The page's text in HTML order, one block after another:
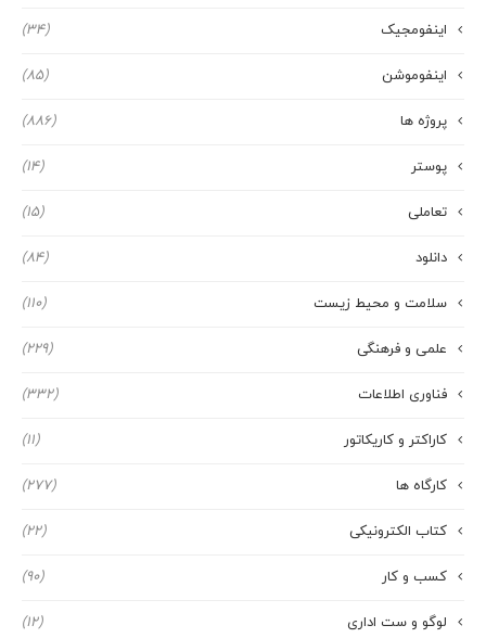
اینفومجیک (34)
اینفوموشن (85)
پروژه ها (886)
پوستر (14)
تعاملی (15)
دانلود (84)
سلامت و محیط زیست (110)
علمی و فرهنگی (229)
فناوری اطلاعات (332)
کاراکتر و کاریکاتور (11)
کارگاه ها (277)
کتاب الکترونیکی (22)
کسب و کار (90)
لوگو و ست اداری (12)